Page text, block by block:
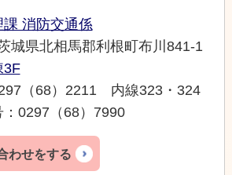
課 消防交通係
城県北相馬郡利根町布川841-1
（68）2211 内線323・324
：0297（68）7990
わせをする